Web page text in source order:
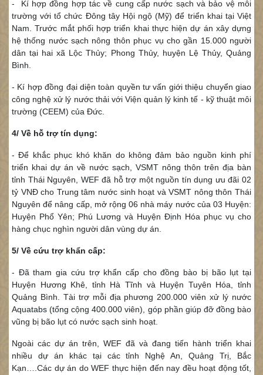
- Kí hợp đồng hợp tác về cung cấp nước sạch và bảo vệ môi
trường với tổ chức Đông tây Hội ngộ (Mỹ) để triển khai tại Việt
Nam. Trước mắt phối hợp triển khai thực hiện dự án xây dựng
hệ thống nước sạch nông thôn phục vụ cho gần 15.000 người
dân tại hai xã Lộc Thủy; Phong Thủy, huyện Lệ Thủy, Quảng
Bình.
- Kí hợp đồng đại diện toàn quyền tư vấn giới thiệu chuyển giao
công nghệ xử lý nước thải với Viện quản lý kinh tế - kỹ thuật môi
trường (CEEM) của Đức.
4/ Về hỗ trợ tín dụng:
- Để khắc phục khó khăn do không đảm bảo nguồn kinh phí
triển khai dự án về nước sạch, VSMT nông thôn trên địa bàn
tỉnh Thái Nguyên, WEF đã hỗ trợ một nguồn tín dụng ưu đãi 02
tỷ VNĐ cho Trung tâm nước sinh hoạt và VSMT nông thôn Thái
Nguyên để nâng cấp, mở rộng 06 nhà máy nước của 03 Huyện:
Huyện Phổ Yên; Phú Lương và Huyện Định Hóa phục vụ cho
hàng chục nghìn người dân vùng dự án.
5/ Về cứu trợ khẩn cấp:
- Đã tham gia cứu trợ khẩn cấp cho đồng bào bị bão lụt tại
Huyện Hương Khê, tỉnh Hà Tĩnh và Huyện Tuyên Hóa, tỉnh
Quảng Bình. Tài trợ mỗi địa phương 200.000 viên xử lý nước
Aquatabs (tổng cộng 400.000 viên), góp phần giúp đỡ đồng bào
vũng bị bão lụt có nước sạch sinh hoạt.
Ngoài các dự án trên, WEF đã và đang tiến hành triển khai
nhiều dự án khác tại các tỉnh Nghệ An, Quảng Trị, Bắc
Kạn….Các dự án do WEF thực hiện đến nay đều hoạt động tốt,